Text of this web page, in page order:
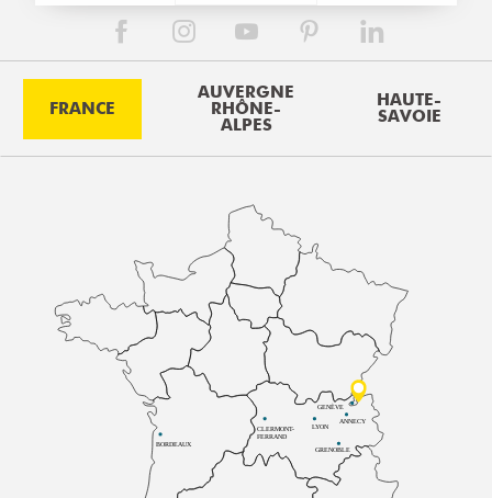
FRANCE
AUVERGNE
RHÔNE-
ALPES
HAUTE-
SAVOIE
BORDEAUX
CLERMONT-
FERRAND
LYON
ANNECY
GRENOBLE
GENÈVE